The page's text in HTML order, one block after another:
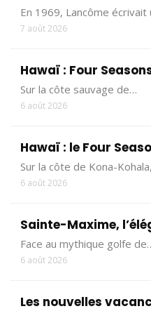
En 1969, Lancôme écrivait
7 août 2026
Hawaï : Four
Sur la côte sauvage de…
6 août 2026
Hawaï : le Four
Sur la côte de Kona-
6 août 2026
Sainte-Maxime,
Face au mythique golfe
6 août 2026
Les nouvelles